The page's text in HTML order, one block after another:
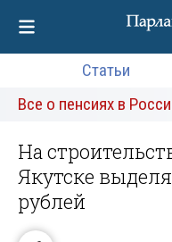
Статьи
Все о пенсиях в
На
Якутске
рублей